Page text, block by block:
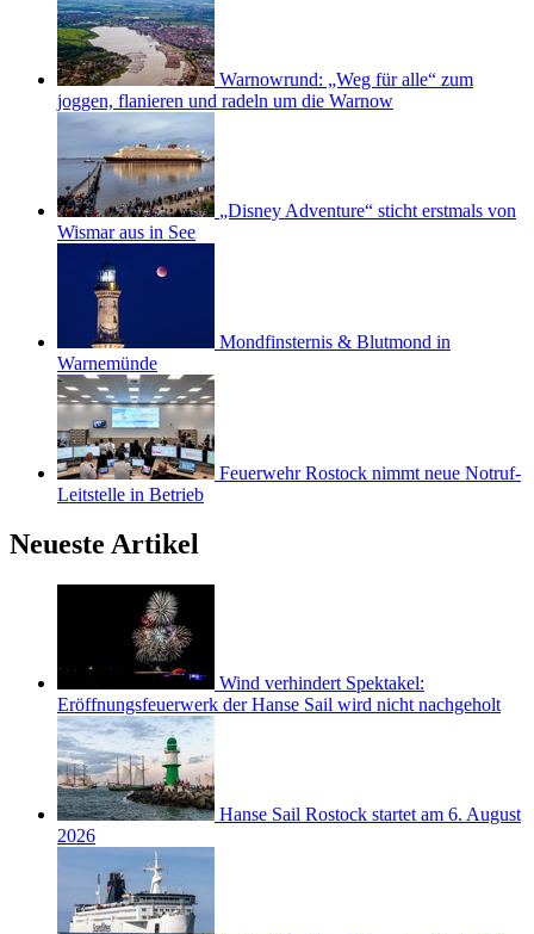
Warnowrund: „Weg für alle“ zum
joggen, flanieren und radeln um die Warnow
„Disney Adventure“ sticht erstmals von
Wismar aus in See
Mondfinsternis & Blutmond in
Warnemünde
Feuerwehr Rostock nimmt neue Notruf-
Leitstelle in Betrieb
Neueste Artikel
Wind verhindert Spektakel:
Eröffnungsfeuerwerk der Hanse Sail wird nicht nachgeholt
Hanse Sail Rostock startet am 6. August
2026